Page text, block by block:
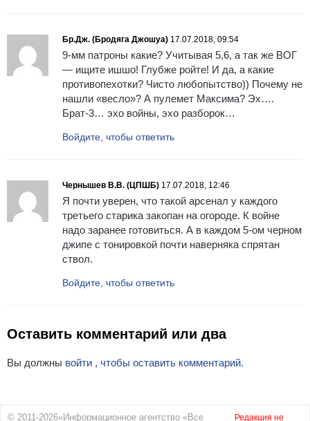
Бр.Дж. (Бродяга Джошуа) 17.07.2018, 09:54
9-мм патроны какие? Учитывая 5,6, а так же ВОГ
— ищите ишшо! Глубже ройте! И да, а какие
противопехотки? Чисто любопытство)) Почему не
нашли «весло»? А пулемет Максима? Эх….
Брат-3… эхо войны, эхо разборок…
Войдите, чтобы ответить
Чернышев В.В. (ЦПШБ) 17.07.2018, 12:46
Я почти уверен, что такой арсенал у каждого
третьего старика закопан на огороде. К войне
надо заранее готовиться. А в каждом 5-ом черном
джипе с тонировкой почти наверняка спрятан
ствол.
Войдите, чтобы ответить
Оставить комментарий или два
Вы должны войти , чтобы оставить комментарий.
© 2011-2026«Информационное агентство «Все Редакция не